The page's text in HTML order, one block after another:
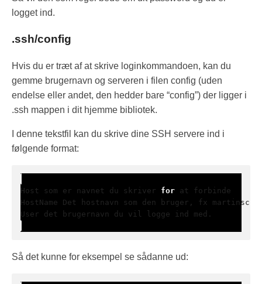
logget ind.
.ssh/config
Hvis du er træt af at skrive loginkommandoen, kan du
gemme brugernavn og serveren i filen config (uden
endelse eller andet, den hedder bare “config”) der ligger i
.ssh mappen i dit hjemme bibliotek.
I denne tekstfil kan du skrive dine SSH servere ind i
følgende format:
Host som er navnet du skriver for
User det brugernavn du vil logge ind med.
Så det kunne for eksempel se sådanne ud: